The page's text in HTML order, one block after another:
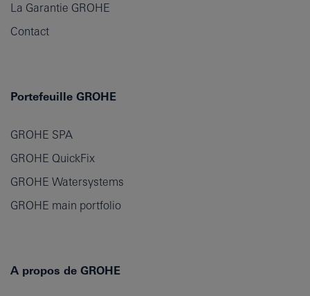
La Garantie GROHE
Contact
Portefeuille GROHE
GROHE SPA
GROHE QuickFix
GROHE Watersystems
GROHE main portfolio
A propos de GROHE